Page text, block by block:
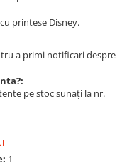
printese Disney.
a primi notificari despre
pe stoc sunați la nr.
1